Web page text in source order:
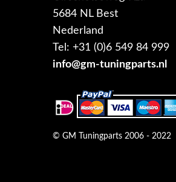
5684 NL Best
Nederland
Tel: +31 (0)6 549 84 999
info@gm-tuningparts.nl
© GM Tuningparts 2006 - 2022